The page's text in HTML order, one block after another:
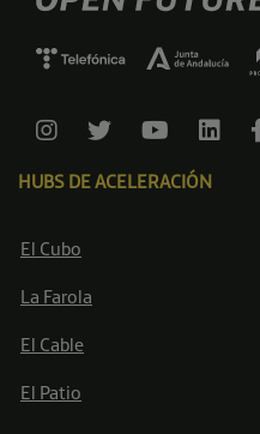
HUBS DE ACELERACIÓN
El Cubo
La Farola
El Cable
El Patio